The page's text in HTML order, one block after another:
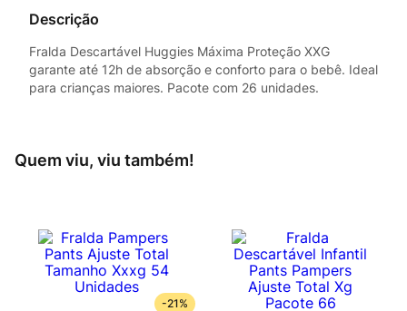
Descrição
Fralda Descartável Huggies Máxima Proteção XXG
garante até 12h de absorção e conforto para o bebê. Ideal
para crianças maiores. Pacote com 26 unidades.
Quem viu, viu também!
-21%